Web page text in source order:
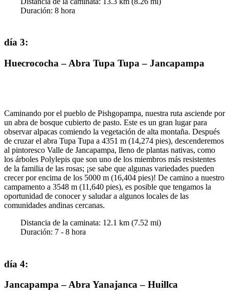
Duración: 8 hora
día 3:
Huecrococha – Abra Tupa Tupa – Jancapampa
Caminando por el pueblo de Pishgopampa, nuestra ruta asciende por
un abra de bosque cubierto de pasto. Este es un gran lugar para
observar alpacas comiendo la vegetación de alta montaña. Después
de cruzar el abra Tupa Tupa a 4351 m (14,274 pies), descenderemos
al pintoresco Valle de Jancapampa, lleno de plantas nativas, como
los árboles Polylepis que son uno de los miembros más resistentes
de la familia de las rosas; ¡se sabe que algunas variedades pueden
crecer por encima de los 5000 m (16,404 pies)! De camino a nuestro
campamento a 3548 m (11,640 pies), es posible que tengamos la
oportunidad de conocer y saludar a algunos locales de las
comunidades andinas cercanas.
Distancia de la caminata: 12.1 km (7.52 mi)
Duración: 7 - 8 hora
día 4:
Jancapampa – Abra Yanajanca – Huillca